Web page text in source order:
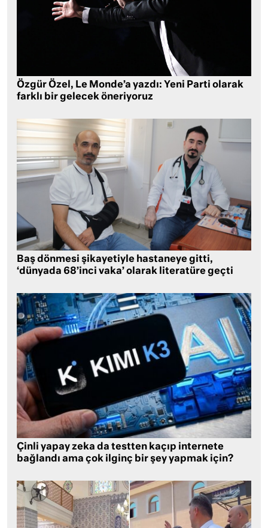
Özgür Özel, Le Monde’a yazdı: Yeni Parti olarak
farklı bir gelecek öneriyoruz
Baş dönmesi şikayetiyle hastaneye gitti,
‘dünyada 68’inci vaka’ olarak literatüre geçti
Çinli yapay zeka da testten kaçıp internete
bağlandı ama çok ilginç bir şey yapmak için?